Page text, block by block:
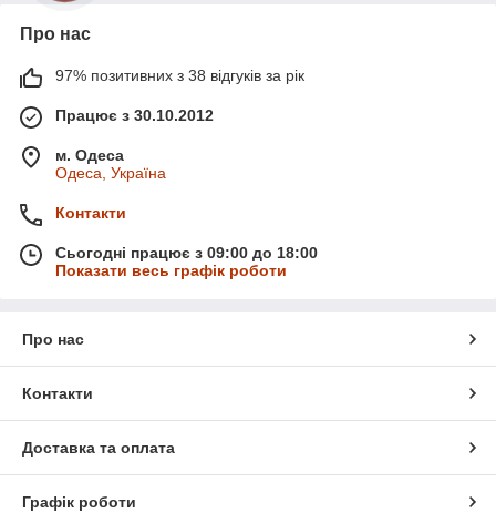
Про нас
97% позитивних з 38 відгуків за рік
Працює з 30.10.2012
м. Одеса
Одеса, Україна
Контакти
Сьогодні працює з 09:00 до 18:00
Показати весь графік роботи
Про нас
Контакти
Доставка та оплата
Графік роботи